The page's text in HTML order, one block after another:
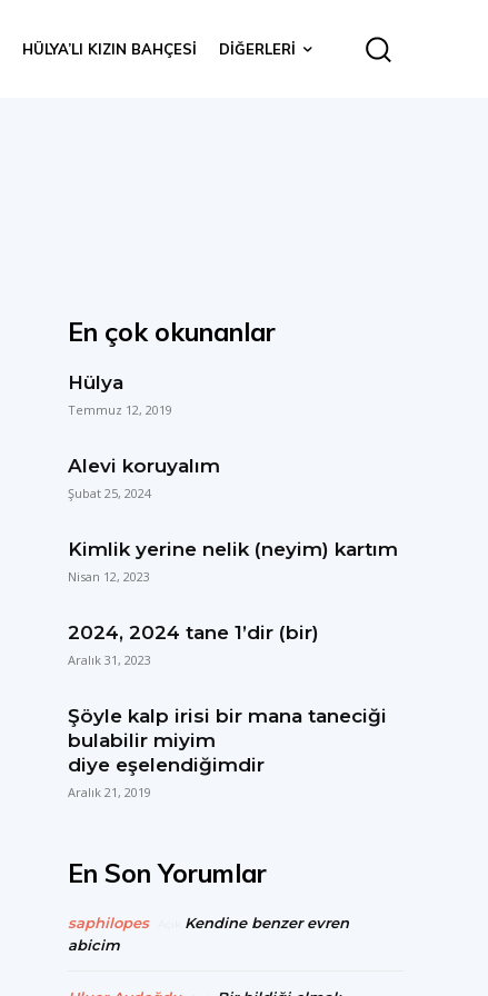
HÜLYA’LI KIZIN BAHÇESI DIĞERLERI
En çok okunanlar
Hülya
Temmuz 12, 2019
Alevi koruyalım
Şubat 25, 2024
Kimlik yerine nelik (neyim) kartım
Nisan 12, 2023
2024, 2024 tane 1’dir (bir)
Aralık 31, 2023
Şöyle kalp irisi bir mana taneciği
bulabilir miyim
diye eşelendiğimdir
Aralık 21, 2019
En Son Yorumlar
saphilopes
Kendine benzer evren
abicim